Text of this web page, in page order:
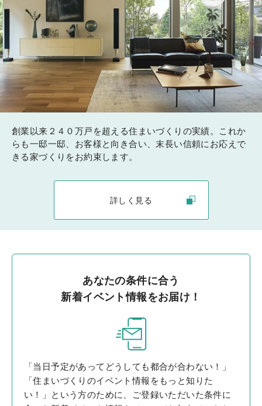
創業以来２４０万戸を超える住まいづくりの実績。これか
らも一邸一邸、お客様と向き合い、末長い信頼にお応えで
きる家づくりをお約束します。
詳しく見る
あなたの条件に合う
新着イベント情報をお届け！
「当日予定があってどうしても都合が合わない！」
「住まいづくりのイベント情報をもっと知りた
い！」という方のために、ご登録いただいた条件に